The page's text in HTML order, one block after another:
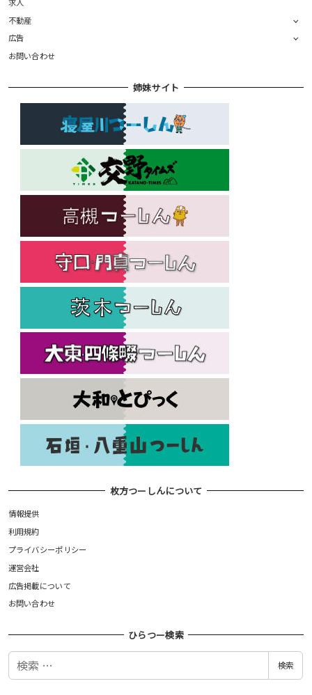
不動産
広告
お問い合わせ
姉妹サイト
枚方つーしんについて
情報提供
利用規約
プライバシーポリシー
運営会社
広告掲載について
お問い合わせ
ひらつー検索
検
検索